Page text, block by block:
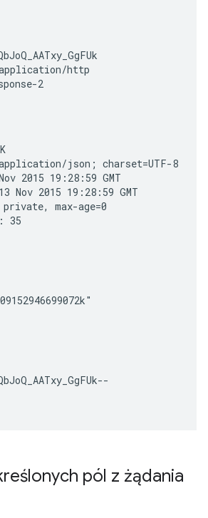
http
2
json; charset=UTF-8
2015 19:28:59 GMT
2015 19:28:59 GMT
max-age=0
35
pól z żądania